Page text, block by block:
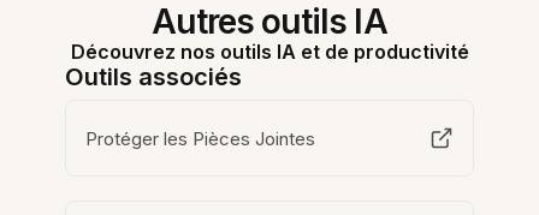
Autres outils IA
Découvrez nos outils IA et de productivité
Outils associés
Protéger les Pièces Jointes